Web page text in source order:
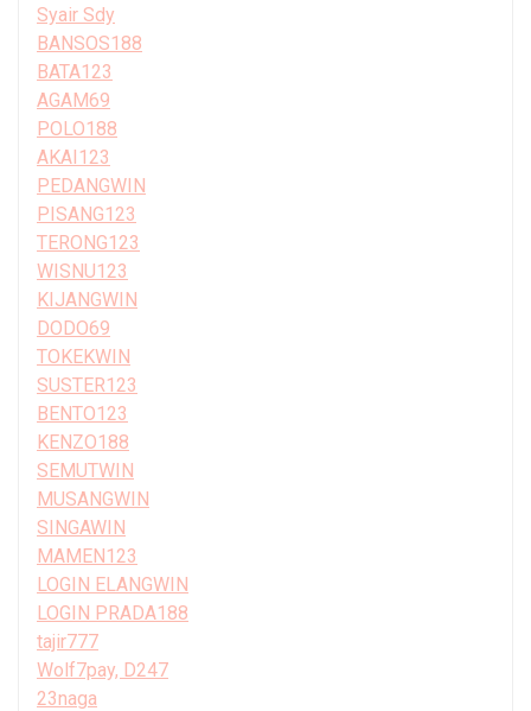
Syair Sdy
BANSOS188
BATA123
AGAM69
POLO188
AKAI123
PEDANGWIN
PISANG123
TERONG123
WISNU123
KIJANGWIN
DODO69
TOKEKWIN
SUSTER123
BENTO123
KENZO188
SEMUTWIN
MUSANGWIN
SINGAWIN
MAMEN123
LOGIN ELANGWIN
LOGIN PRADA188
tajir777
Wolf7pay, D247
23naga